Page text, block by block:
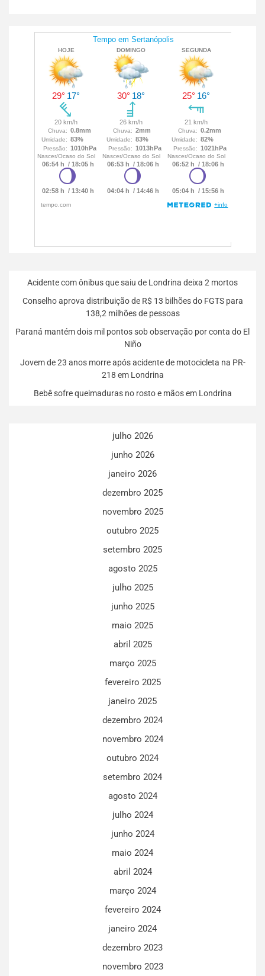
Acidente com ônibus que saiu de Londrina deixa 2 mortos
Conselho aprova distribuição de R$ 13 bilhões do FGTS para
138,2 milhões de pessoas
Paraná mantém dois mil pontos sob observação por conta do El
Niño
Jovem de 23 anos morre após acidente de motocicleta na PR-
218 em Londrina
Bebê sofre queimaduras no rosto e mãos em Londrina
julho 2026
junho 2026
janeiro 2026
dezembro 2025
novembro 2025
outubro 2025
setembro 2025
agosto 2025
julho 2025
junho 2025
maio 2025
abril 2025
março 2025
fevereiro 2025
janeiro 2025
dezembro 2024
novembro 2024
outubro 2024
setembro 2024
agosto 2024
julho 2024
junho 2024
maio 2024
abril 2024
março 2024
fevereiro 2024
janeiro 2024
dezembro 2023
novembro 2023